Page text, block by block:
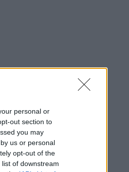
personal or
out section to
you may
us or personal
opt-out of the
of downstream